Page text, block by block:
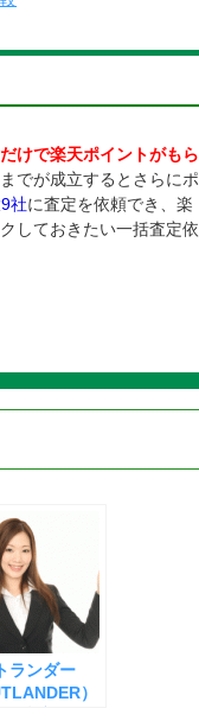
けで楽天ポイントがもら
でが成立するとさらにポ
社に査定を依頼でき、楽
しておきたい一括査定依
ランダー
）